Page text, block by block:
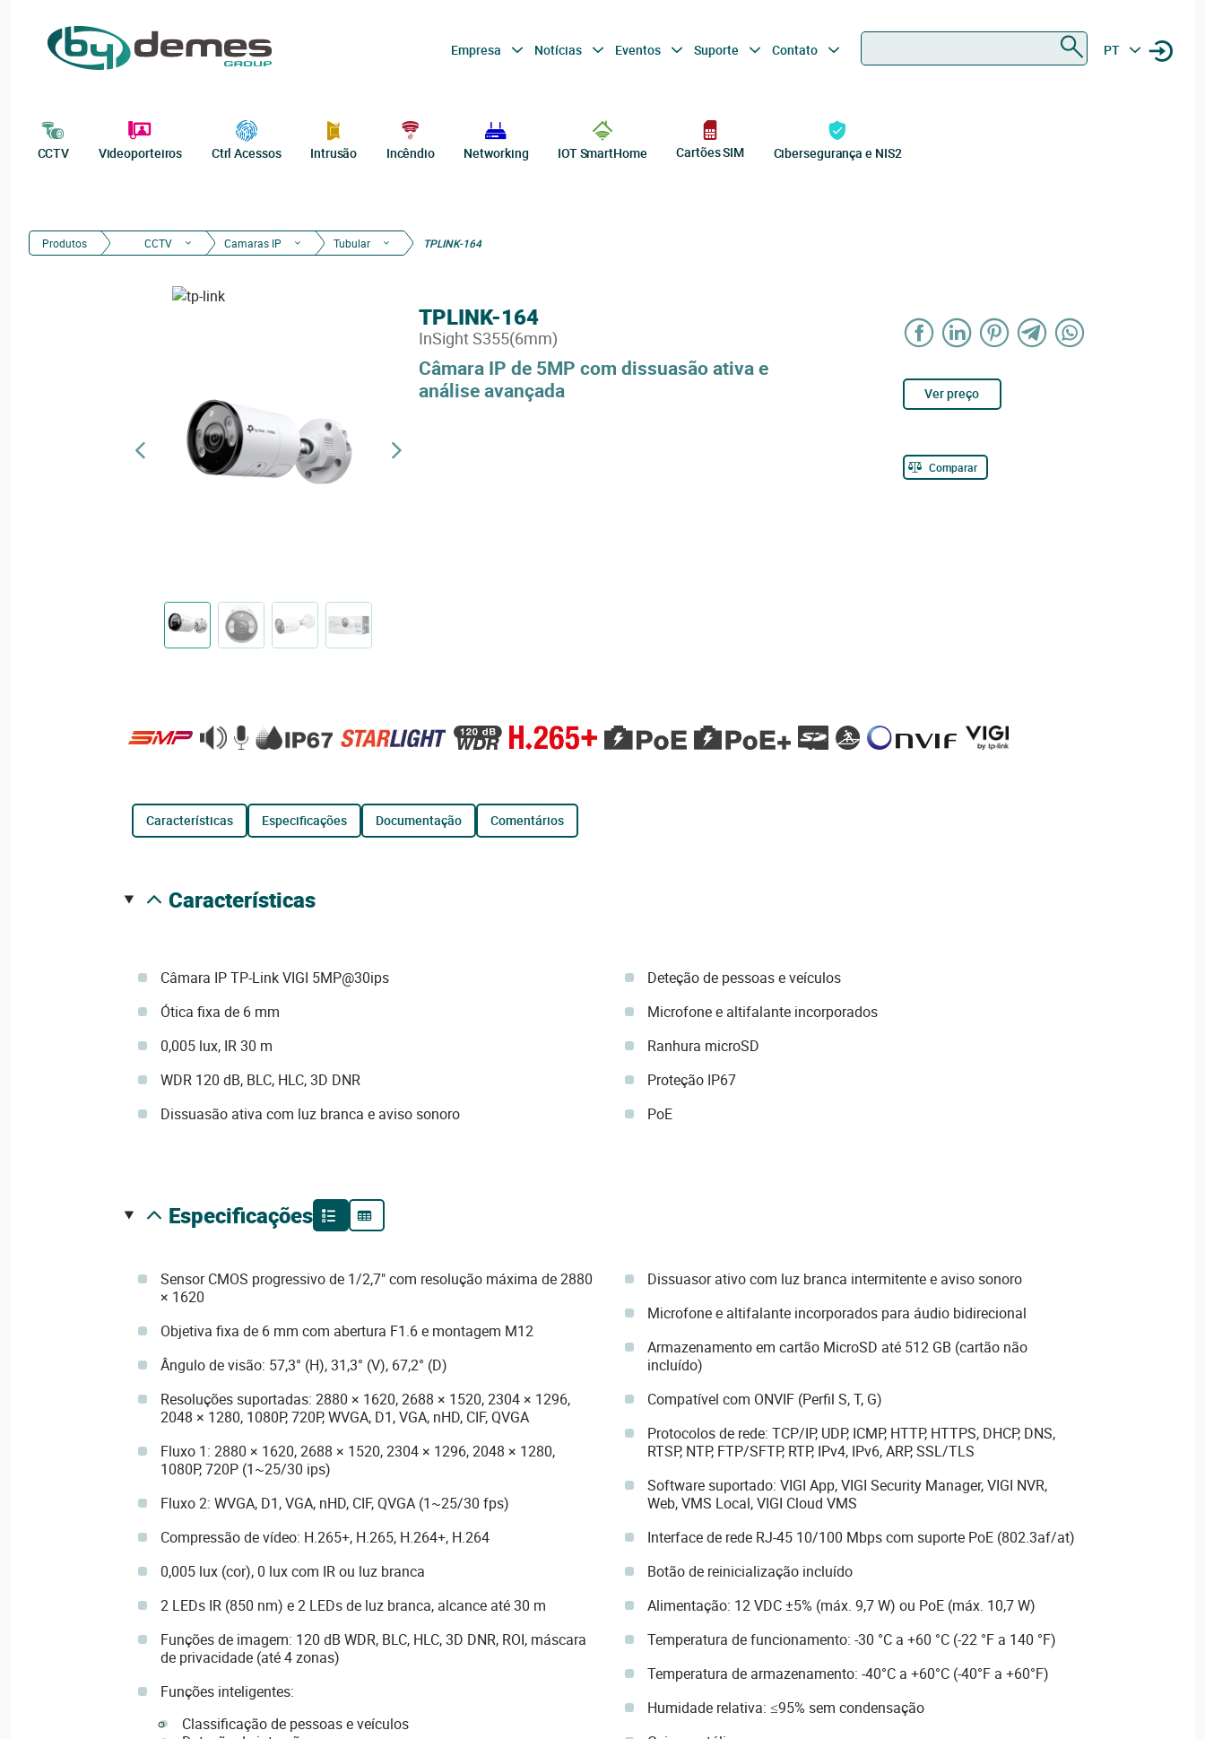
Empresa Notícias Eventos Suporte Contato PT
CCTV Videoporteiros Ctrl Acessos Intrusão Incêndio Networking IOT SmartHome Cartões SIM Cibersegurança e NIS2
Produtos CCTV Camaras IP Tubular TPLINK-164
Câmara IP de 5MP com dissuasão ativa e
análise avançada
TPLINK-164
InSight S355(6mm)
Ver preço
Comparar
características especificações documentação comentários
características
Câmara IP TP-Link VIGI 5MP@30ips
Ótica fixa de 6 mm
0,005 lux, IR 30 m
WDR 120 dB, BLC, HLC, 3D DNR
Dissuasão ativa com luz branca e aviso sonoro
Deteção de pessoas e veículos
Microfone e altifalante incorporados
Ranhura microSD
Proteção IP67
PoE
especificações
Sensor CMOS progressivo de 1/2,7" com resolução máxima de 2880
× 1620
Objetiva fixa de 6 mm com abertura F1.6 e montagem M12
Ângulo de visão: 57,3° (H), 31,3° (V), 67,2° (D)
Resoluções suportadas: 2880 × 1620, 2688 × 1520, 2304 × 1296,
2048 × 1280, 1080P, 720P, WVGA, D1, VGA, nHD, CIF, QVGA
Fluxo 1: 2880 × 1620, 2688 × 1520, 2304 × 1296, 2048 × 1280,
1080P, 720P (1~25/30 ips)
Fluxo 2: WVGA, D1, VGA, nHD, CIF, QVGA (1~25/30 fps)
Compressão de vídeo: H.265+, H.265, H.264+, H.264
0,005 lux (cor), 0 lux com IR ou luz branca
2 LEDs IR (850 nm) e 2 LEDs de luz branca, alcance até 30 m
Funções de imagem: 120 dB WDR, BLC, HLC, 3D DNR, ROI, máscara
de privacidade (até 4 zonas)
Funções inteligentes:
Classificação de pessoas e veículos
Dissuasor ativo com luz branca intermitente e aviso sonoro
Microfone e altifalante incorporados para áudio bidirecional
Armazenamento em cartão MicroSD até 512 GB (cartão não
incluído)
Compatível com ONVIF (Perfil S, T, G)
Protocolos de rede: TCP/IP, UDP, ICMP, HTTP, HTTPS, DHCP, DNS,
RTSP, NTP, FTP/SFTP, RTP, IPv4, IPv6, ARP, SSL/TLS
Software suportado: VIGI App, VIGI Security Manager, VIGI NVR,
Web, VMS Local, VIGI Cloud VMS
Interface de rede RJ-45 10/100 Mbps com suporte PoE (802.3af/at)
Botão de reinicialização incluído
Alimentação: 12 VDC ±5% (máx. 9,7 W) ou PoE (máx. 10,7 W)
Temperatura de funcionamento: -30 °C a +60 °C (-22 °F a 140 °F)
Temperatura de armazenamento: -40°C a +60°C (-40°F a +60°F)
Humidade relativa: ≤95% sem condensação